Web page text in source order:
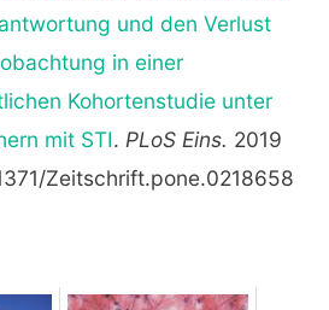
und den Verlust
in einer
Kohortenstudie unter
mit STI. PLoS Eins. 2019
Zeitschrift.pone.0218658